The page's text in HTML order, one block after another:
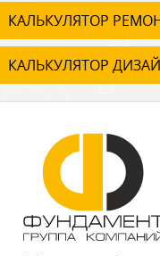
КАЛЬКУЛЯТОР
КАЛЬКУЛЯТОР